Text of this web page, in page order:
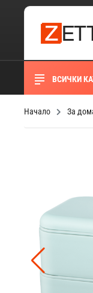
ВСИЧКИ
Начало За